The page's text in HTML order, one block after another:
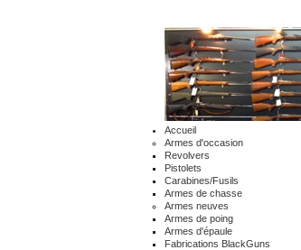
Accueil
Armes d'occasion
Revolvers
Pistolets
Carabines/Fusils
Armes de chasse
Armes neuves
Armes de poing
Armes d'épaule
Fabrications BlackGuns